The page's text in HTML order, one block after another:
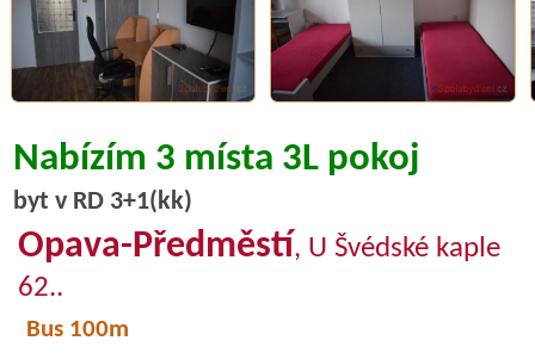
Nabízím 3 místa 3L pokoj
byt v RD 3+1(kk)
Opava-Předměstí, U Švédské kaple
62..
Bus 100m